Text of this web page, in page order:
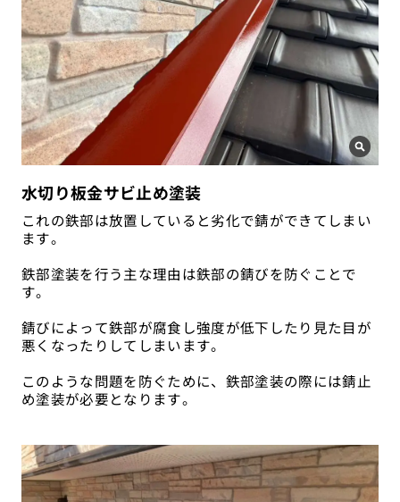
水切り板金サビ止め塗装
これの鉄部は放置していると劣化で錆ができてしまい
ます。
鉄部塗装を行う主な理由は鉄部の錆びを防ぐことで
す。
錆びによって鉄部が腐食し強度が低下したり見た目が
悪くなったりしてしまいます。
このような問題を防ぐために、鉄部塗装の際には錆止
め塗装が必要となります。